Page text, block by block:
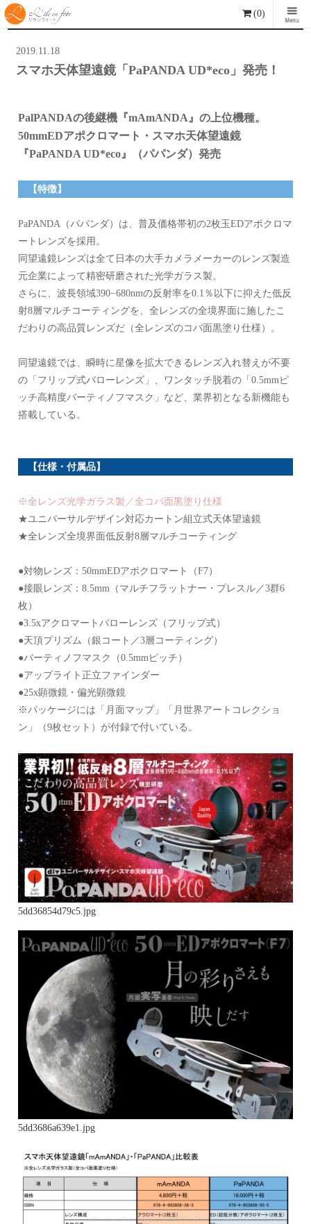
(0)
2019.11.18
スマホ天体望遠鏡「PaPANDA UD*eco」発売！
PalPANDAの後継機『mAmANDA』の上位機種。
50mmEDアポクロマート・スマホ天体望遠鏡
『PaPANDA UD*eco』（パパンダ）発売
【特徴】
PaPANDA（パパンダ）は、普及価格帯初の2枚玉EDアポクロマ
ートレンズを採用。
同望遠鏡レンズは全て日本の大手カメラメーカーのレンズ製造
元企業によって精密研磨された光学ガラス製。
さらに、波長領域390−680nmの反射率を0.1％以下に抑えた低反
射8層マルチコーティングを、全レンズの全境界面に施したこ
だわりの高品質レンズだ（全レンズのコバ面黒塗り仕様）。
同望遠鏡では、瞬時に星像を拡大できるレンズ入れ替えが不要
の「フリップ式バローレンズ」、ワンタッチ脱着の「0.5mmピ
ッチ高精度バーティノフマスク」など、業界初となる新機能も
搭載している。
【仕様・付属品】
※全レンズ光学ガラス製／全コバ面黒塗り仕様
★ユニバーサルデザイン対応カートン組立式天体望遠鏡
★全レンズ全境界面低反射8層マルチコーティング
●対物レンズ：50mmEDアポクロマート（F7）
●接眼レンズ：8.5mm（マルチフラットナー・プレスル／3群6
枚）
●3.5xアクロマートバローレンズ（フリップ式）
●天頂プリズム（銀コート／3層コーティング）
●バーティノフマスク（0.5mmピッチ）
●アップライト正立ファインダー
●25x顕微鏡・偏光顕微鏡
※パッケージには「月面マップ」「月世界アートコレクショ
ン」（9枚セット）が付録で付いている。
5dd36854d79c5.jpg
5dd3686a639e1.jpg